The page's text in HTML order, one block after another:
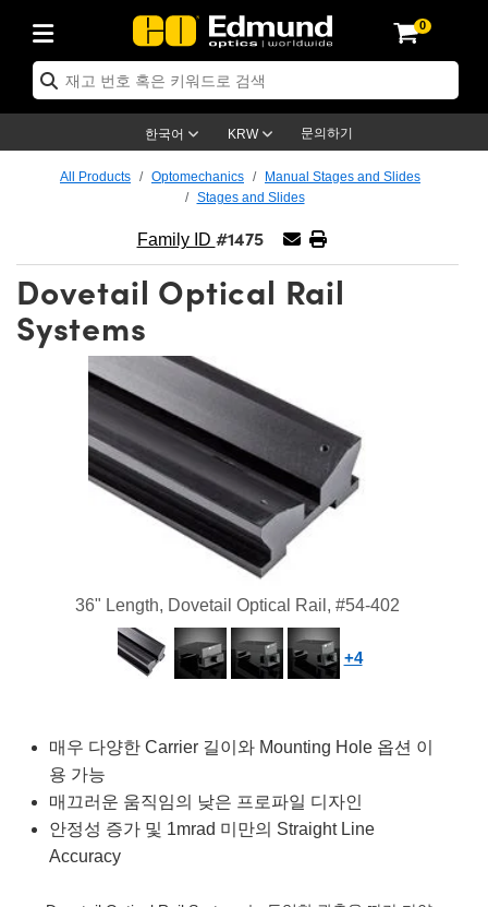
0
한국어 KRW 문의하기
Optics
Sputtering) Coated Optics
Elements (DOE)
Optics
Expanders
Assemblies
Isolators
신제품
System
and Breadboards
and Slides
Objectives
Objectives
Targets
Stage Micrometers
Mechanics
and Electronics
Lenses
Magnification Lenses
Objectives
and Advanced
Cameras
Cameras
Labs Cameras™
and Optomechanics
이트 & 조명
Targets
Targets
Level Test Targets
& Detection
Solutions
and Roughness Standards
and Detection
& Production
Handling Tools
Products
Accessories
By Application
Imaging
Microscopy
Processing
Tomography
By Brand
Development Systems
Optical Company
Products
Lenses
and Detection
Products
Lenses
and Production
Products
Microscopy
Lenses
Illumination
Targets
and Detection
All Products Optomechanics
Manual Stages and Slides
Stages and Slides
Family ID #1475
Dovetail Optical Rail
Systems
36" Length, Dovetail Optical Rail, #54-402
+4
매우 다양한 Carrier 길이와 Mounting Hole 옵션 이
용 가능
매끄러운 움직임의 낮은 프로파일 디자인
안정성 증가 및 1mrad 미만의 Straight Line
Accuracy